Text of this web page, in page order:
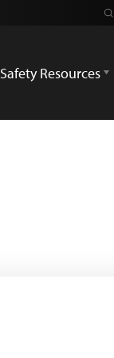
Safety Resources